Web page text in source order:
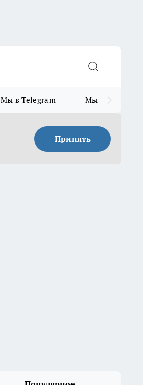
Мы в Telegram Мы в MAX
Принять